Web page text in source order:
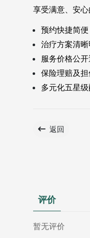
享受满意、安心
预约快捷简
治疗方案清
服务价格公
保险理赔及
多元化五星
返回
评价
暂无评价